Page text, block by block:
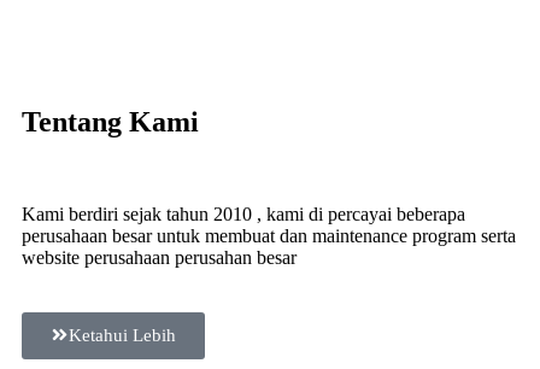
Tentang Kami
Kami berdiri sejak tahun 2010 , kami di percayai beberapa
perusahaan besar untuk membuat dan maintenance program serta
website perusahaan perusahan besar
Ketahui Lebih